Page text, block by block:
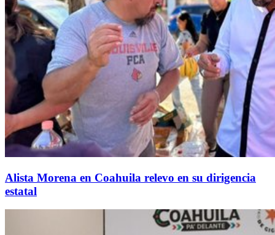
Alista Morena en Coahuila relevo en su dirigencia
estatal